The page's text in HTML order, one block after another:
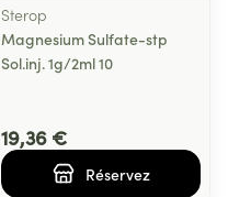
Sterop
Magnesium Sulfate-stp
Sol.inj. 1g/2ml 10
19,36 €
Réservez